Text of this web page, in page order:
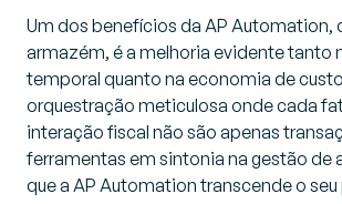
Um dos benefícios da AP Automation,
armazém, é a melhoria evidente tanto
temporal quanto na economia de
orquestração meticulosa onde cada
interação fiscal não são apenas
ferramentas em sintonia na gestão de
que a AP Automation transcende o